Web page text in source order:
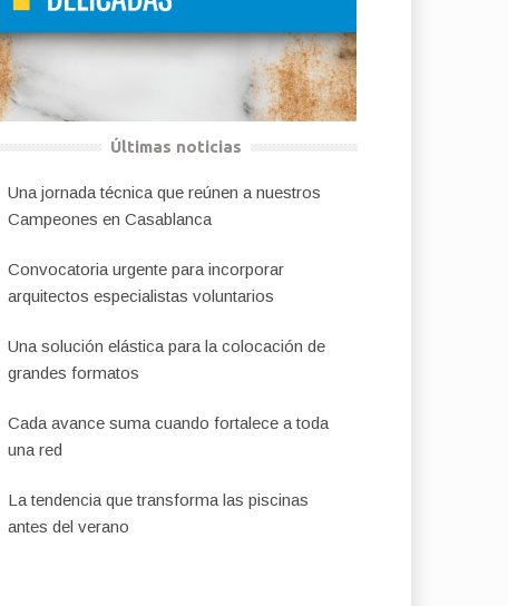
Últimas noticias
Una jornada técnica que reúnen a nuestros
Campeones en Casablanca
Convocatoria urgente para incorporar
arquitectos especialistas voluntarios
Una solución elástica para la colocación de
grandes formatos
Cada avance suma cuando fortalece a toda
una red
La tendencia que transforma las piscinas
antes del verano